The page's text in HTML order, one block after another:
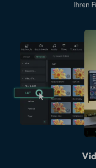
Ihren